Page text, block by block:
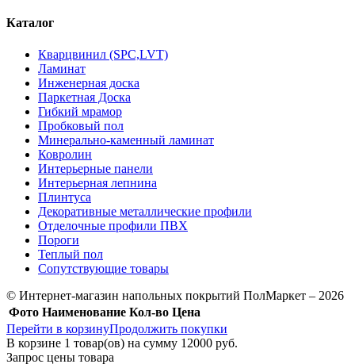
Каталог
Кварцвинил (SPC,LVT)
Ламинат
Инженерная доска
Паркетная Доска
Гибкий мрамор
Пробковый пол
Минерально-каменный ламинат
Ковролин
Интерьерные панели
Интерьерная лепнина
Плинтуса
Декоративные металлические профили
Отделочные профили ПВХ
Пороги
Теплый пол
Сопутствующие товары
© Интернет-магазин напольных покрытий ПолМаркет – 2026
Фото Наименование Кол-во Цена
Перейти в корзинуПродолжить покупки
В корзине 1 товар(ов) на сумму 12000 руб.
Запрос цены товара